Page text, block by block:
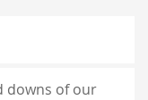
downs of our